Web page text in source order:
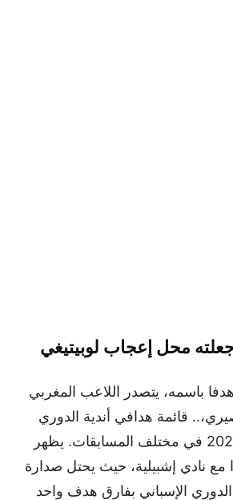
محل إعجاب لوبيتيغي
بفضل تسجيله 25 هدفا باسمه، يتصدر اللاعب المغربي
قائمة هدافي أندية الدوري
الإسباني في عام 2023 في مختلف المسابقات. يظهر
مع نادي إشبيلية، حيث يحتل صدارة
الإسباني بفارق هدف واحد